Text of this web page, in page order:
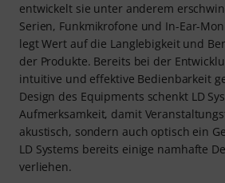
entwickelt sie unter anderem
Serien, Funkmikrofone und In-Ear-
legt Wert auf die Langlebigkeit und
der Produkte. Bereits bei der
intuitive und effektive Bedienbarkeit
Design des Equipments schenkt LD
Aufmerksamkeit, damit
akustisch, sondern auch optisch ein
LD Systems bereits einige namhafte
verliehen.